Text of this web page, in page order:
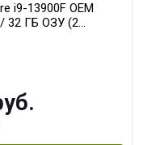
i9-13900F OEM
32 ГБ ОЗУ (2
OC 16GB GDDR7